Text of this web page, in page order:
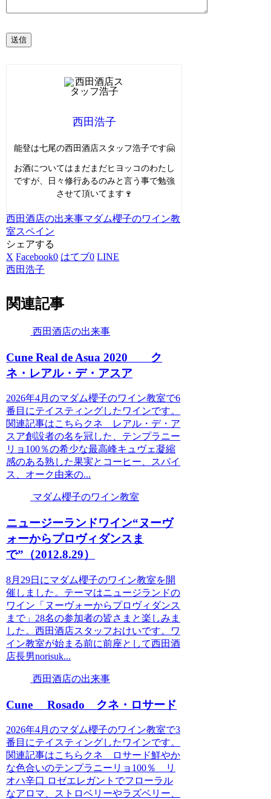
西田浩子
能登は七尾の西田酒店スタッフ浩子です🤗
お酒についてはまだまだヒヨッコのわたし
ですが、日々修行あるのみと言う事で勉強
させて頂いてます🍷
西田酒店の出来事マダム櫻子のワイン教
室スペイン
シェアする
X Facebook0 はてブ0 LINE
西田浩子
関連記事
西田酒店の出来事
Cune Real de Asua 2020 ク
ネ・レアル・デ・アスア
2026年4月のマダム櫻子のワイン教室で6
番目にテイスティングしたワインです。
関連記事はこちらクネ レアル・デ・ア
スア創設者の名を冠した、テンプラニー
リョ100％の希少な最高峰キュヴェ凝縮
感のある熟した果実とコーヒー、スパイ
ス、オーク由来の...
マダム櫻子のワイン教室
ニュージーランドワイン“ヌーヴ
ォーからプロヴィダンスま
で”（2012.8.29）
8月29日にマダム櫻子のワイン教室を開
催しました。テーマはニュージランドの
ワイン「ヌーヴォーからプロヴィダンス
まで」28名の参加者の皆さまと楽しみま
した。西田酒店スタッフおけいです。ワ
イン教室が始まる前に前座として西田酒
店長男norisuk...
西田酒店の出来事
Cune Rosado クネ・ロサード
2026年4月のマダム櫻子のワイン教室で3
番目にテイスティングしたワインです。
関連記事はこちらクネ ロサード鮮やか
な色合いのテンプラニーリョ100％ リ
オハ辛口 ロゼエレガントでフローラル
なアロマ、ストロベリーやラズベリー、